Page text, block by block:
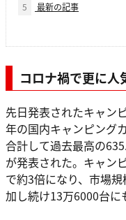
5
最新の記事
コロナ禍で更に人
先日発表されたキャン
年の国内キャンピング
合計して過去最高の
が発表された。キャン
で約3倍になり、市場
加し続け13万6000台に